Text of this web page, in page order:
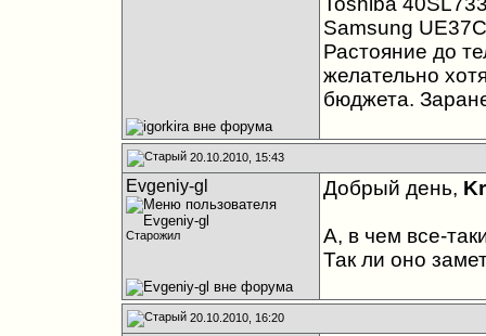
Samsung
Растояние до
желательно
бюджета.
20.10.2010, 15:43
Evgeniy-gl
Старожил
Добрый день,
А, в чем все-
Так ли оно
20.10.2010, 16:20